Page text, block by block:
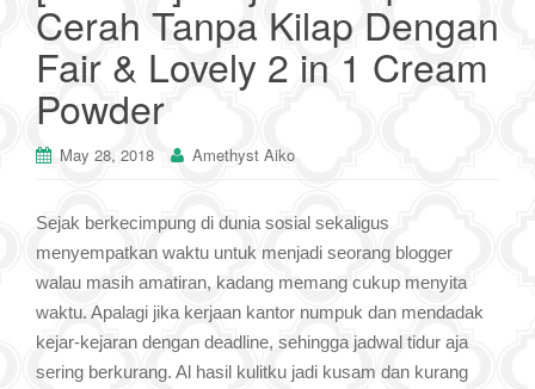
Cerah Tanpa Kilap Dengan
Fair & Lovely 2 in 1 Cream
Powder
May 28, 2018 Amethyst Aiko
Sejak berkecimpung di dunia sosial sekaligus
menyempatkan waktu untuk menjadi seorang blogger
walau masih amatiran, kadang memang cukup menyita
waktu. Apalagi jika kerjaan kantor numpuk dan mendadak
kejar-kejaran dengan deadline, sehingga jadwal tidur aja
sering berkurang. Al hasil kulitku jadi kusam dan kurang